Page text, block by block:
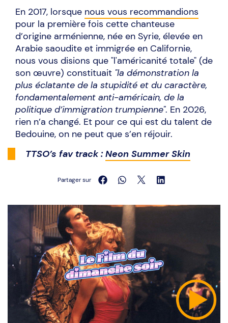
En 2017, lorsque nous vous recommandions
pour la première fois cette chanteuse
d’origine arménienne, née en Syrie, élevée en
Arabie saoudite et immigrée en Californie,
nous vous disions que "l'américanité totale" (de
son œuvre) constituait "la démonstration la
plus éclatante de la stupidité et du caractère,
fondamentalement anti-américain, de la
politique d’immigration trumpienne". En 2026,
rien n’a changé. Et pour ce qui est du talent de
Bedouine, on ne peut que s’en réjouir.
TTSO’s fav track :Neon Summer Skin
Partager sur